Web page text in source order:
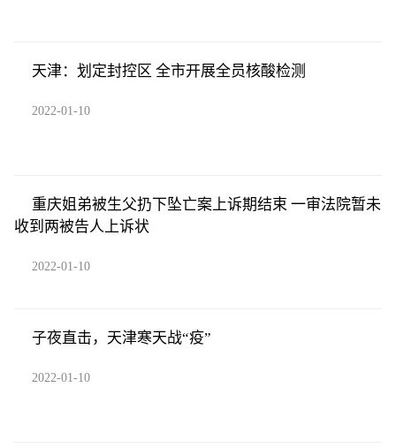
天津：划定封控区 全市开展全员核酸检测
2022-01-10
重庆姐弟被生父扔下坠亡案上诉期结束 一审法院暂未
收到两被告人上诉状
2022-01-10
子夜直击，天津寒天战“疫”
2022-01-10